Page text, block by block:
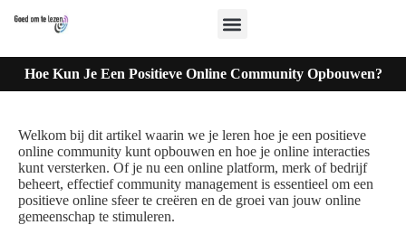
Hoe Kun Je Een Positieve Online Community Opbouwen?
Welkom bij dit artikel waarin we je leren hoe je een positieve
online community kunt opbouwen en hoe je online interacties
kunt versterken. Of je nu een online platform, merk of bedrijf
beheert, effectief community management is essentieel om een
positieve online sfeer te creëren en de groei van jouw online
gemeenschap te stimuleren.